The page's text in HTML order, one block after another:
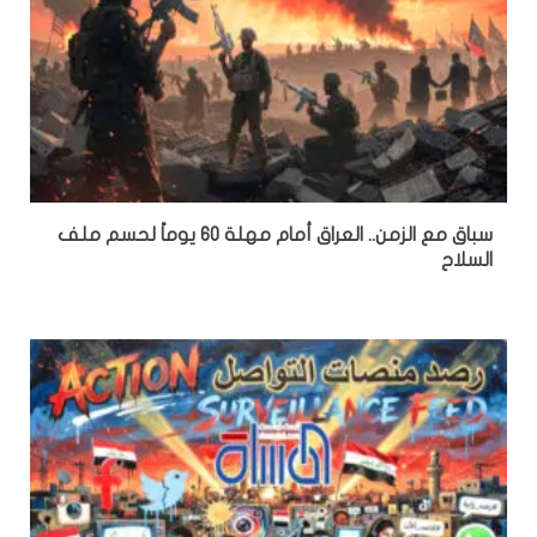
سباق مع الزمن.. العراق أمام مهلة 60 يوماً لحسم ملف
السلاح